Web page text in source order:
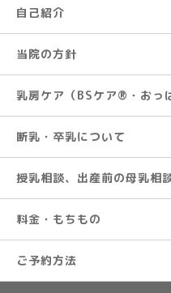
自己紹介
当院の方針
乳房ケア（BSケア®︎・おっ
断乳・卒乳について
授乳相談、出産前の母乳相
料金・もちもの
ご予約方法